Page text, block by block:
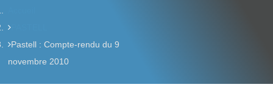
Pastell : Compte-rendu du 9
novembre 2010